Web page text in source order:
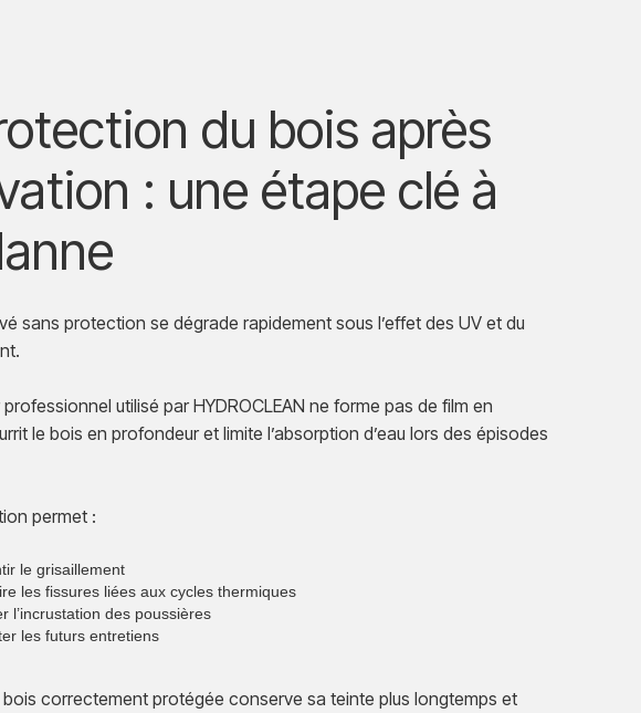
du bois après
: une étape clé à
sans protection se dégrade rapidement sous l’effet des UV et du
utilisé par HYDROCLEAN ne forme pas de film en
le bois en profondeur et limite l’absorption d’eau lors des épisodes
permet :
le grisaillement
les fissures liées aux cycles thermiques
l’incrustation des poussières
les futurs entretiens
correctement protégée conserve sa teinte plus longtemps et